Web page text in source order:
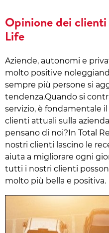
Opinione dei
Life
Aziende, autonomi e
molto positive
sempre più persone si
tendenza.Quando si
servizio, è fondamentale
clienti attuali sulla
pensano di noi?In Total
nostri clienti lascino le
aiuta a migliorare ogni
tutti i nostri clienti
molto più bella e positiva.